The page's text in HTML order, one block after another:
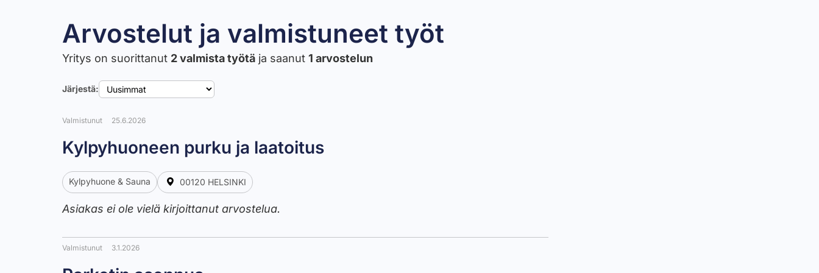
Arvostelut ja valmistuneet työt​
Yritys on suorittanut 2 valmista työtä ja saanut 1 arvostelun
Järjestä:
Valmistunut 25.6.2026
Kylpyhuoneen purku ja laatoitus
Kylpyhuone & Sauna 00120 HELSINKI
Asiakas ei ole vielä kirjoittanut arvostelua.
Valmistunut 3.1.2026